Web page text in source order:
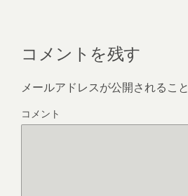
コメントを残す
メールアドレスが公開されるこ
コメント